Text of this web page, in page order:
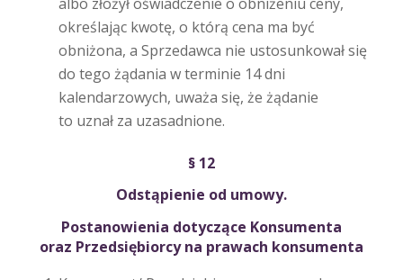
określając kwotę, o którą cena ma być
obniżona, a Sprzedawca nie ustosunkował się
do tego żądania w terminie 14 dni
kalendarzowych, uważa się, że żądanie
to uznał za uzasadnione.
§ 12
Odstąpienie od umowy.
Postanowienia dotyczące Konsumenta
oraz Przedsiębiorcy na prawach konsumenta